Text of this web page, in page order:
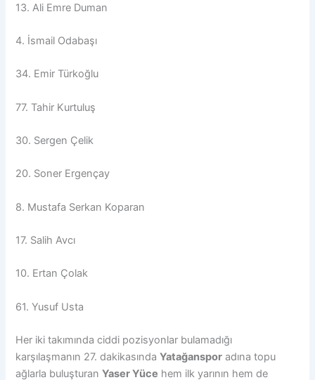
13. Ali Emre Duman
4. İsmail Odabaşı
34. Emir Türkoğlu
77. Tahir Kurtuluş
30. Sergen Çelik
20. Soner Ergençay
8. Mustafa Serkan Koparan
17. Salih Avcı
10. Ertan Çolak
61. Yusuf Usta
Her iki takımında ciddi pozisyonlar bulamadığı
karşılaşmanın 27. dakikasındaYatağanspor adına topu
ağlarla buluşturanYaser Yüce hem ilk yarının hem de